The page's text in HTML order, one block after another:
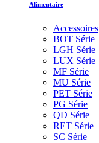
Alimentaire
Accessoires
BOT Série
LGH Série
LUX Série
MF Série
MU Série
PET Série
PG Série
QD Série
RET Série
SC Série